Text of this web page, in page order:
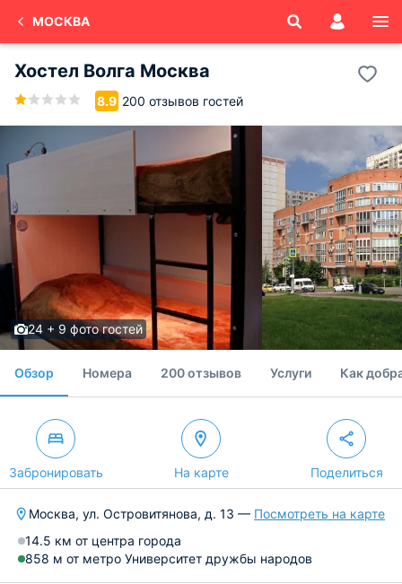
МОСКВА
Хостел Волга Москва
8.9 200 отзывов гостей
24 + 9 фото гостей
Обзор Номера 200 отзывов Услуги Как
Забронировать На карте Поделиться
Москва, ул. Островитянова, д. 13 — Посмотреть на карте
14.5 км от центра города
858 м от метро Университет дружбы народов